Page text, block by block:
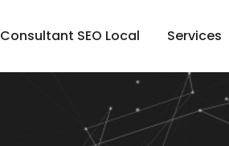
Consultant SEO Local Services